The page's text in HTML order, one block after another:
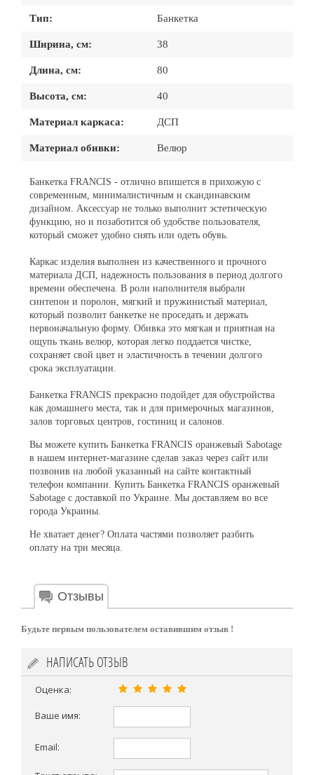
Тип: Банкетка
Ширина, см: 38
Длина, см: 80
Высота, см: 40
Материал каркаса: ДСП
Материал обивки: Велюр
Банкетка FRANCIS - отлично впишется в прихожую с
современным, минималистичным и скандинавским
дизайном. Аксессуар не только выполнит эстетическую
функцию, но и позаботится об удобстве пользователя,
который сможет удобно снять или одеть обувь.
Каркас изделия выполнен из качественного и прочного
материала ДСП, надежность пользования в период долгого
времени обеспечена. В роли наполнителя выбрали
синтепон и поролон, мягкий и пружинистый материал,
который позволит банкетке не проседать и держать
первоначальную форму. Обивка это мягкая и приятная на
ощупь ткань велюр, которая легко поддается чистке,
сохраняет свой цвет и эластичность в течении долгого
срока эксплуатации.
Банкетка FRANCIS прекрасно подойдет для обустройства
как домашнего места, так и для примерочных магазинов,
залов торговых центров, гостиниц и салонов.
Вы можете купить Банкетка FRANCIS оранжевый Sabotage
в нашем интернет-магазине сделав заказ через сайт или
позвонив на любой указанный на сайте контактный
телефон компании. Купить Банкетка FRANCIS оранжевый
Sabotage с доставкой по Украине. Мы доставляем во все
города Украины.
Не хватает денег? Оплата частями позволяет разбить
оплату на три месяца.
Отзывы
Будьте первым пользователем оставившим отзыв !
НАПИСАТЬ ОТЗЫВ
Оценка:
Ваше имя:
Email: